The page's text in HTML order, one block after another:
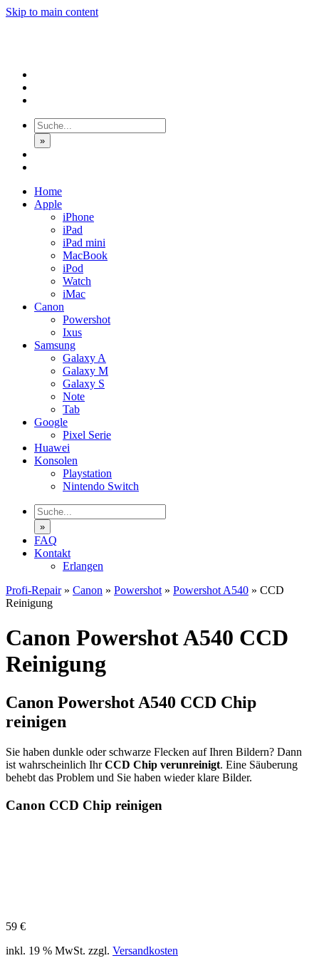
Skip to main content
»
Home
Apple
iPhone
iPad
iPad mini
MacBook
iPod
Watch
iMac
Canon
Powershot
Ixus
Samsung
Galaxy A
Galaxy M
Galaxy S
Note
Tab
Google
Pixel Serie
Huawei
Konsolen
Playstation
Nintendo Switch
»
FAQ
Kontakt
Erlangen
Profi-Repair» Canon » Powershot » Powershot A540 » CCD
Reinigung
Canon Powershot A540 CCD
Reinigung
Canon Powershot A540 CCD Chip
reinigen
Sie haben dunkle oder schwarze Flecken auf Ihren Bildern? Dann
ist wahrscheinlich IhrCCD Chip verunreinigt. Eine Säuberung
behebt das Problem und Sie haben wieder klare Bilder.
Canon CCD Chip reinigen
59 €
inkl. 19 % MwSt. zzgl. Versandkosten